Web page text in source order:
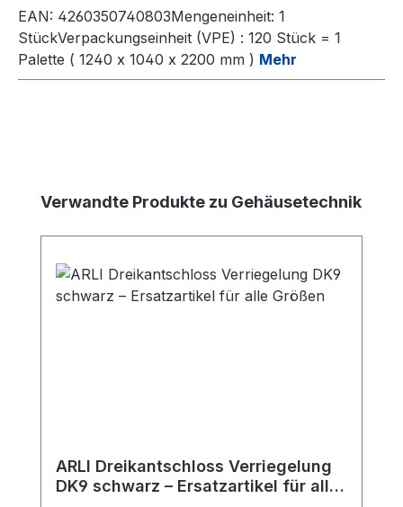
EAN: 4260350740803Mengeneinheit: 1
StückVerpackungseinheit (VPE) : 120 Stück = 1
Palette ( 1240 x 1040 x 2200 mm ) Mehr
Produktgalerie überspringen
Verwandte Produkte zu Gehäusetechnik
ARLI Dreikantschloss Verriegelung
DK9 schwarz – Ersatzartikel für alle